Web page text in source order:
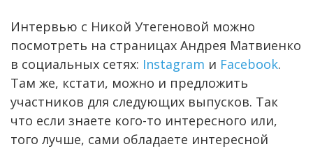
Интервью с Никой Утегеновой можно
посмотреть на страницах Андрея Матвиенко
в социальных сетях: Instagram и Facebook.
Там же, кстати, можно и предложить
участников для следующих выпусков. Так
что если знаете кого-то интересного или,
того лучше, сами обладаете интересной